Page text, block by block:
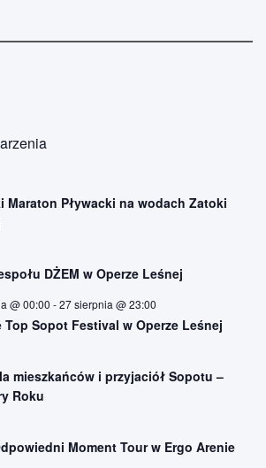
Maraton Pływacki na wodach Zatoki
DŻEM w Operze Leśnej
@ 00:00 -27 sierpnia @ 23:00
Top Sopot Festival w Operze Leśnej
mieszkańców i przyjaciół Sopotu –
Roku
Moment Tour w Ergo Arenie